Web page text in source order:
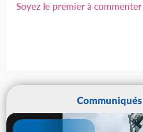
Soyez le premier à
Communiqués